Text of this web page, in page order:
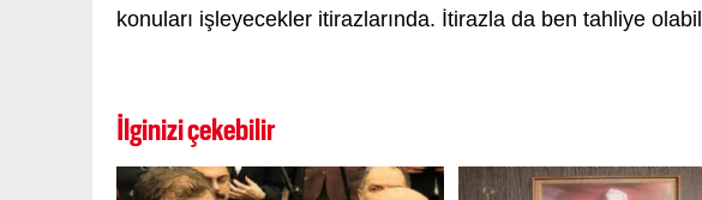
konuları işleyecekler itirazlarında. İtirazla da ben tahliye
İlginizi çekebilir